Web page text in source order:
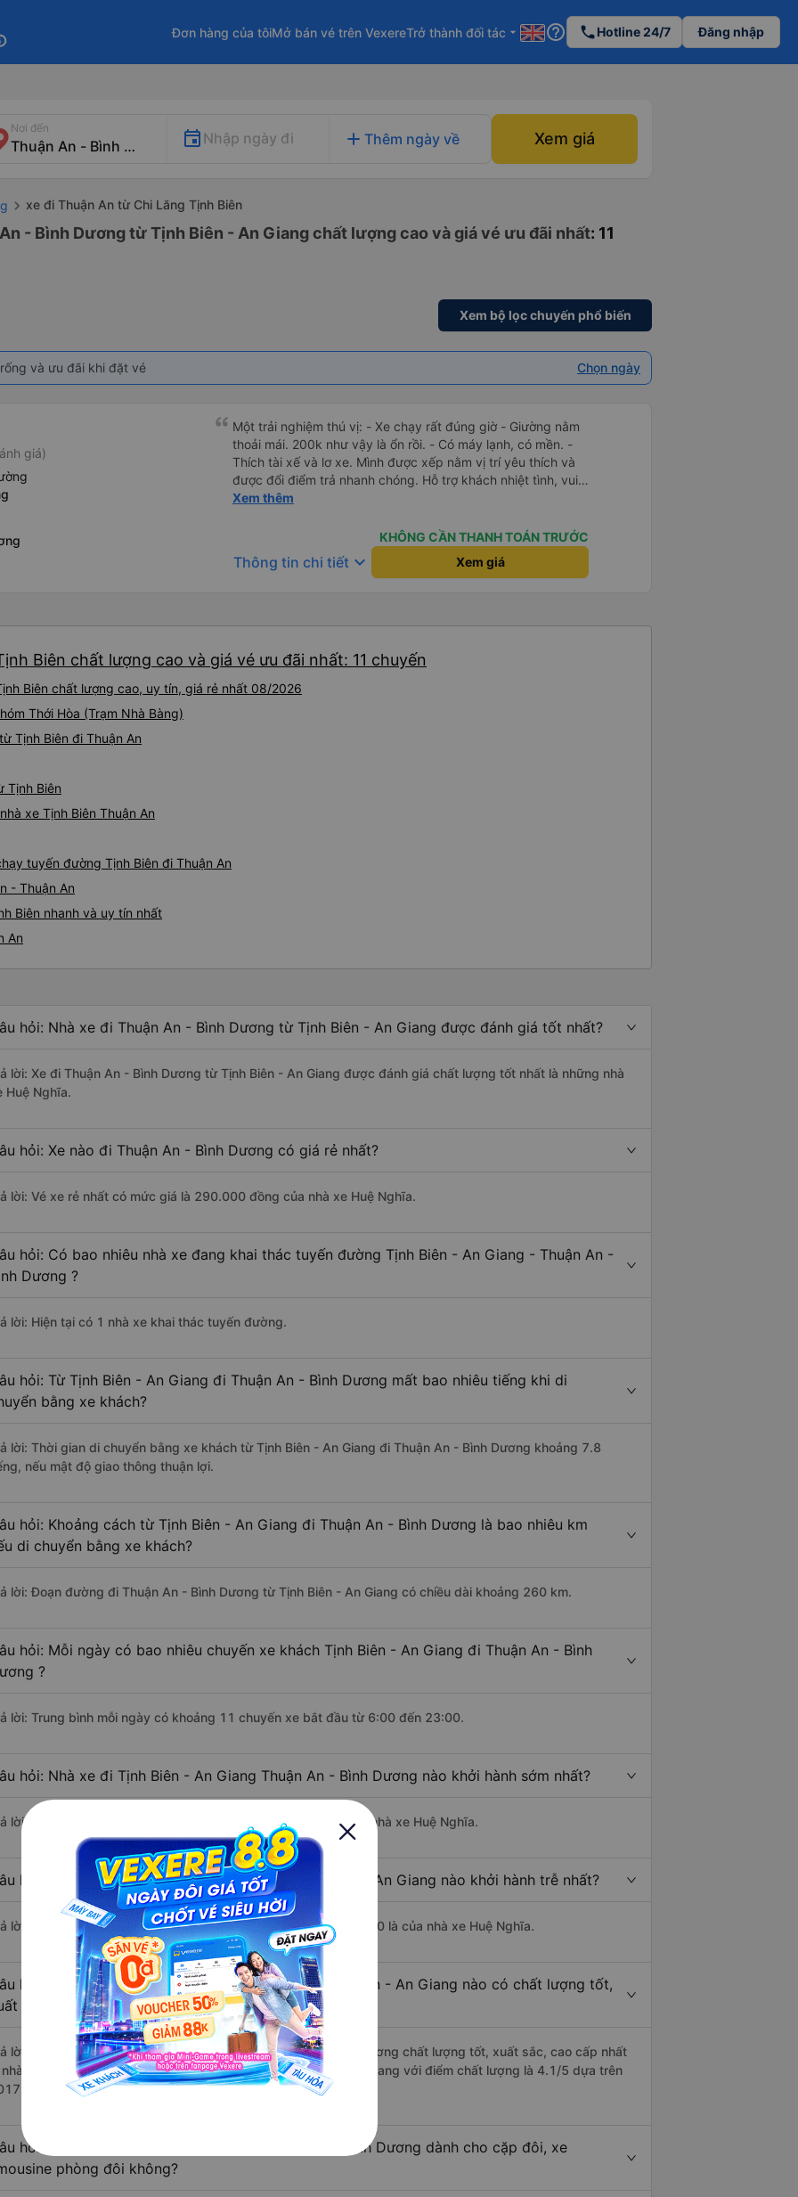
Đơn hàng của tôiMở bán vé trên VexereTrở thành đối tác arrow_drop_down help_outline phoneHotline 24/7 Đăng nhập
Nơi đến
Nhập ngày đi add Thêm ngày về Xem giá
xe đi Thuận An từ Chi Lăng Tịnh Biên
- Bình Dương từ Tịnh Biên - An Giang chất lượng cao và giá vé ưu đãi nhất: 11
Xem bộ lọc chuyến phổ biến
và ưu đãi khi đặt vé Chọn ngày
giá)
Một trải nghiệm thú vị: - Xe chạy rất đúng giờ - Giường nằm
thoải mái. 200k như vậy là ổn rồi. - Có máy lạnh, có mền. -
Thích tài xế và lơ xe. Mình được xếp nằm vị trí yêu thích và
được đổi điểm trả nhanh chóng. Hỗ trợ khách nhiệt tình, vui
vẻ. - Bác tài đi xe mở nhạc làm mình hoài niệm về Sài Gòn
ngắm cá Hải Tượng. - Xe trung chuyển chạy đúng giờ. Xe
rộng rãi, thoải mái, mát mẻ. - Phòng chờ nhà xe rộng rãi,
thoáng mát, sạch sẽ, có nước uống, có ổ cắm sạc, có nhà vệ
Xem thêm
KHÔNG CẦN THANH TOÁN TRƯỚC
Thông tin chi tiết keyboard_arrow_down Xem giá
Biên chất lượng cao và giá vé ưu đãi nhất: 11 chuyến
Biên chất lượng cao, uy tín, giá rẻ nhất 08/2026
Thới Hòa (Trạm Nhà Bàng)
Tịnh Biên đi Thuận An
Tịnh Biên
xe Tịnh Biên Thuận An
tuyến đường Tịnh Biên đi Thuận An
- Thuận An
Biên nhanh và uy tín nhất
An
hỏi: Nhà xe đi Thuận An - Bình Dương từ Tịnh Biên - An Giang được đánh giá tốt nhất?
lời: Xe đi Thuận An - Bình Dương từ Tịnh Biên - An Giang được đánh giá chất lượng tốt nhất là những nhà
Huệ Nghĩa.
hỏi: Xe nào đi Thuận An - Bình Dương có giá rẻ nhất?
lời: Vé xe rẻ nhất có mức giá là 290.000 đồng của nhà xe Huệ Nghĩa.
hỏi: Có bao nhiêu nhà xe đang khai thác tuyến đường Tịnh Biên - An Giang - Thuận An -
Dương ?
lời: Hiện tại có 1 nhà xe khai thác tuyến đường.
hỏi: Từ Tịnh Biên - An Giang đi Thuận An - Bình Dương mất bao nhiêu tiếng khi di
bằng xe khách?
lời: Thời gian di chuyển bằng xe khách từ Tịnh Biên - An Giang đi Thuận An - Bình Dương khoảng 7.8
nếu mật độ giao thông thuận lợi.
hỏi: Khoảng cách từ Tịnh Biên - An Giang đi Thuận An - Bình Dương là bao nhiêu km
di chuyển bằng xe khách?
lời: Đoạn đường đi Thuận An - Bình Dương từ Tịnh Biên - An Giang có chiều dài khoảng 260 km.
hỏi: Mỗi ngày có bao nhiêu chuyến xe khách Tịnh Biên - An Giang đi Thuận An - Bình
?
lời: Trung bình mỗi ngày có khoảng 11 chuyến xe bắt đầu từ 6:00 đến 23:00.
hỏi: Nhà xe đi Tịnh Biên - An Giang Thuận An - Bình Dương nào khởi hành sớm nhất?
lời: Chuyến xe có giờ xuất phát sớm nhất vào lúc 6:00 là của nhà xe Huệ Nghĩa.
hỏi: Nhà xe đi Thuận An - Bình Dương từ Tịnh Biên - An Giang nào khởi hành trễ nhất?
lời: Chuyến xe có giờ xuất phát trễ (muộn) nhất là vào lúc 23:00 là của nhà xe Huệ Nghĩa.
hỏi: Review xe đi Thuận An - Bình Dương từ Tịnh Biên - An Giang nào có chất lượng tốt,
sắc, cao cấp nhất?
lời: Những hãng xe đi Tịnh Biên - An Giang Thuận An - Bình Dương chất lượng tốt, xuất sắc, cao cấp nhất
nhà xe Huệ Nghĩa đi Thuận An - Bình Dương từ Tịnh Biên - An Giang với điểm chất lượng là 4.1/5 dựa trên
đánh giá của khách hàng).
hỏi: Có loại xe Tịnh Biên - An Giang Thuận An - Bình Dương dành cho cặp đôi, xe
phòng đôi không?